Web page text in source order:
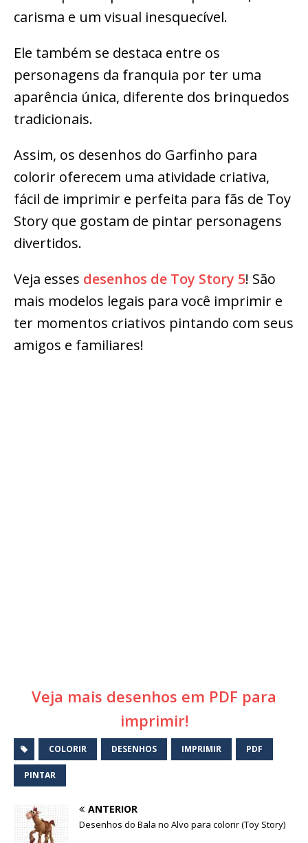
carisma e um visual inesquecível.
Ele também se destaca entre os
personagens da franquia por ter uma
aparência única, diferente dos brinquedos
tradicionais.
Assim, os desenhos do Garfinho para
colorir oferecem uma atividade criativa,
fácil de imprimir e perfeita para fãs de Toy
Story que gostam de pintar personagens
divertidos.
Veja esses desenhos de Toy Story 5! São
mais modelos legais para você imprimir e
ter momentos criativos pintando com seus
amigos e familiares!
Veja mais desenhos em PDF para
imprimir!
COLORIR DESENHOS IMPRIMIR PDF
PINTAR
ANTERIOR
Desenhos do Bala no Alvo para colorir (Toy Story)